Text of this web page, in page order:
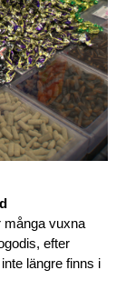
många vuxna
efter
längre finns i